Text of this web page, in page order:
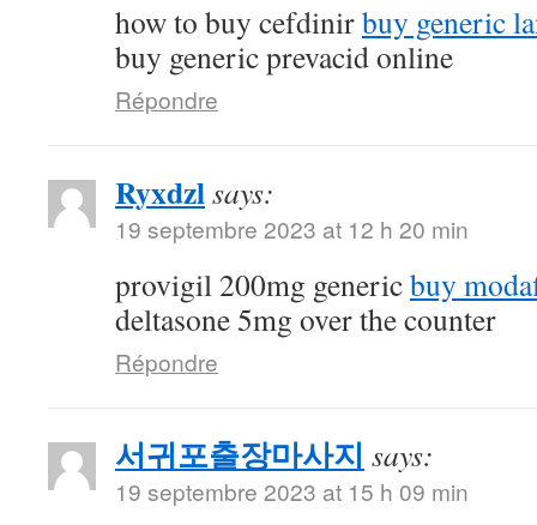
how to buy cefdinirbuy generic
buy generic prevacid online
Répondre
Ryxdzlsays:
19 septembre 2023 at 12 h 20 min
provigil 200mg genericbuy
deltasone 5mg over the counter
Répondre
서귀포출장마사지 says:
19 septembre 2023 at 15 h 09 min